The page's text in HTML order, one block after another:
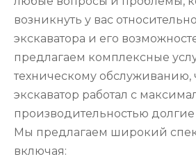
возникнуть у вас
экскаватора и его
предлагаем комплексные
техническому
экскаватор работал с
производительностью
Мы предлагаем широкий
включая: